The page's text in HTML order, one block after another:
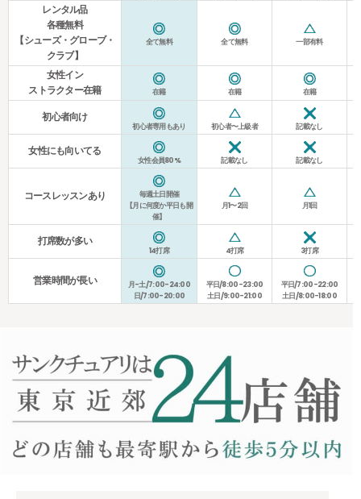
レンタル品
各種無料
【シューズ・グローブ・
クラブ】
全て無料 全て無料 一部有料
女性イン
ストラクター在籍
在籍 在籍 在籍
初心者向け
初心者専用もあり 初心者〜上級者 記載なし
女性にも向いてる
女性会員80% 記載なし 記載なし
コースレッスンあり
毎週土日開催
【月に何度か平日も開
催】
月1〜2回 月1回
打席数が多い
14打席 4打席 3打席
営業時間が長い
月-土/7:00-24:00
日/7:00-20:00
平日/8:00-23:00
土日/9:00-21:00
平日/7:00-22:00
土日/8:00-18:00